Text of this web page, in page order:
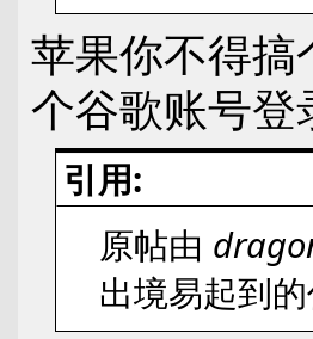
苹果你不得
个谷歌账号
引用:
原帖由
出境易起到